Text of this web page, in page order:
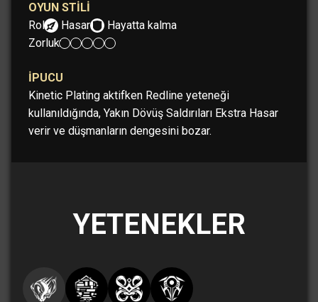
OYUN STILI
Rol:
Hasar
Hayatta kalma
Zorluk:
İPUCU
Kinetic Plating aktifken Redline yeteneği
kullanıldığında, Yakın Dövüş Saldırıları Ekstra Hasar
verir ve düşmanların dengesini bozar.
YETENEKLER